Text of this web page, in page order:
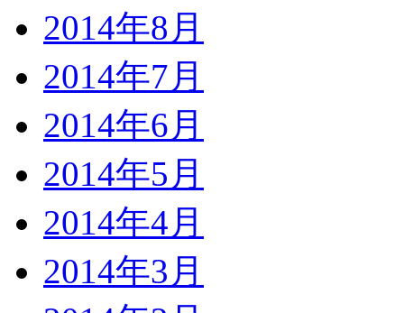
2014年8月
2014年7月
2014年6月
2014年5月
2014年4月
2014年3月